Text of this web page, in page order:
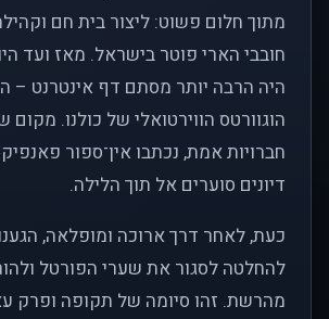
מתוך חלום פשוט: ליצור בית חם
חובבי הארי פוטר בישראל. מאז ועד
היה הרבה יותר מסתם דף אינטרנט –
הוגוורטס הווירטואלי של כולנו. מקום
חברויות אמת, נכתבו אין־ספור
דיונים סוערים אל תוך הלילה.
כעת, לאחר דרך ארוכה ומופלאה,
להחלטה לסגור את שערי הפורטל
מהרשת. זהו סיומה של תקופה ופרק